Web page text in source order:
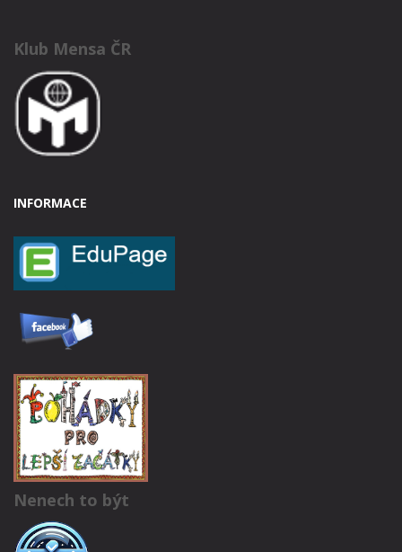
Klub Mensa ČR
INFORMACE
Nenech to být